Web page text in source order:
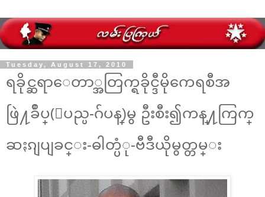
Tuesday, August 17, 2010
ရခိုင္ဆရာေတာ္အတြက္ရခိုင္ဒီမိုကေရစီအ
ဖြဲ႔ခ်ဳပ္(ျပည္ပ-ဂ်ပန္)မွ ဦးစီး၍ကန္႔ကြက္
ဆႏၵျပျခင္း-ဓါတ္ပံု-ဗီဒီယိုမွတ္တမ္း